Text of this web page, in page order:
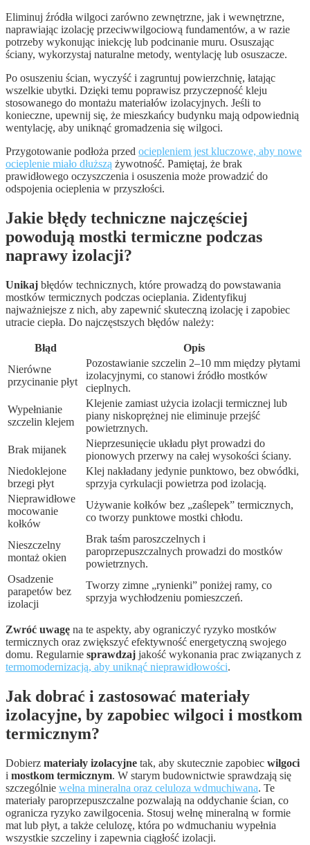
Eliminuj źródła wilgoci zarówno zewnętrzne, jak i wewnętrzne,
naprawiając izolację przeciwwilgociową fundamentów, a w razie
potrzeby wykonując iniekcję lub podcinanie muru. Osuszając
ściany, wykorzystaj naturalne metody, wentylację lub osuszacze.
Po osuszeniu ścian, wyczyść i zagruntuj powierzchnię, łatając
wszelkie ubytki. Dzięki temu poprawisz przyczepność kleju
stosowanego do montażu materiałów izolacyjnych. Jeśli to
konieczne, upewnij się, że mieszkańcy budynku mają odpowiednią
wentylację, aby uniknąć gromadzenia się wilgoci.
Przygotowanie podłoża przed ociepleniem jest kluczowe, aby nowe
ocieplenie miało dłuższą żywotność. Pamiętaj, że brak
prawidłowego oczyszczenia i osuszenia może prowadzić do
odspojenia ocieplenia w przyszłości.
Jakie błędy techniczne najczęściej
powodują mostki termiczne podczas
naprawy izolacji?
Unikaj błędów technicznych, które prowadzą do powstawania
mostków termicznych podczas ocieplania. Zidentyfikuj
najważniejsze z nich, aby zapewnić skuteczną izolację i zapobiec
utracie ciepła. Do najczęstszych błędów należy:
Błąd
Opis
Nierówne
przycinanie płyt
Pozostawianie szczelin 2–10 mm między płytami
izolacyjnymi, co stanowi źródło mostków
cieplnych.
Wypełnianie
szczelin klejem
Klejenie zamiast użycia izolacji termicznej lub
piany niskoprężnej nie eliminuje przejść
powietrznych.
Brak mijanek
Nieprzesunięcie układu płyt prowadzi do
pionowych przerwy na całej wysokości ściany.
Niedoklejone
brzegi płyt
Klej nakładany jedynie punktowo, bez obwódki,
sprzyja cyrkulacji powietrza pod izolacją.
Nieprawidłowe
mocowanie
kołków
Używanie kołków bez „zaślepek” termicznych,
co tworzy punktowe mostki chłodu.
Nieszczelny
montaż okien
Brak taśm paroszczelnych i
paroprzepuszczalnych prowadzi do mostków
powietrznych.
Osadzenie
parapetów bez
izolacji
Tworzy zimne „rynienki” poniżej ramy, co
sprzyja wychłodzeniu pomieszczeń.
Zwróć uwagę na te aspekty, aby ograniczyć ryzyko mostków
termicznych oraz zwiększyć efektywność energetyczną swojego
domu. Regularnie sprawdzaj jakość wykonania prac związanych z
termomodernizacją, aby uniknąć nieprawidłowości.
Jak dobrać i zastosować materiały
izolacyjne, by zapobiec wilgoci i mostkom
termicznym?
Dobierz materiały izolacyjne tak, aby skutecznie zapobiec wilgoci
i mostkom termicznym. W starym budownictwie sprawdzają się
szczególnie wełna mineralna oraz celuloza wdmuchiwana. Te
materiały paroprzepuszczalne pozwalają na oddychanie ścian, co
ogranicza ryzyko zawilgocenia. Stosuj wełnę mineralną w formie
mat lub płyt, a także celulozę, która po wdmuchaniu wypełnia
wszystkie szczeliny i zapewnia ciągłość izolacji.